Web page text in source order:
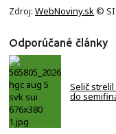
Zdroj: WebNoviny.sk©
Odporúčané články
Selič
do